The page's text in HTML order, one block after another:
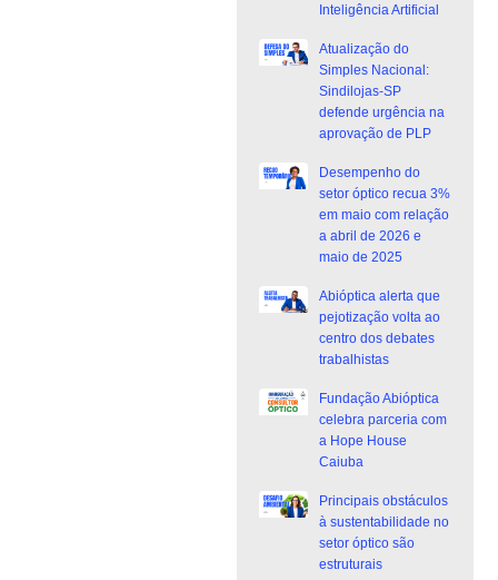
Inteligência Artificial
Atualização do
Simples Nacional:
Sindilojas-SP
defende urgência na
aprovação de PLP
Desempenho do
setor óptico recua 3%
em maio com relação
a abril de 2026 e
maio de 2025
Abióptica alerta que
pejotização volta ao
centro dos debates
trabalhistas
Fundação Abióptica
celebra parceria com
a Hope House
Caiuba
Principais obstáculos
à sustentabilidade no
setor óptico são
estruturais